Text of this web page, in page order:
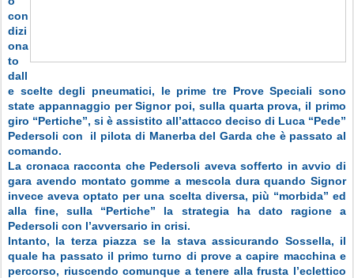
con
dizi
ona
to
dall
e scelte degli pneumatici, le prime tre Prove Speciali sono
state appannaggio per Signor poi, sulla quarta prova, il primo
giro “Pertiche”, si è assistito all’attacco deciso di Luca “Pede”
Pedersoli con il pilota di Manerba del Garda che è passato al
comando.
La cronaca racconta che Pedersoli aveva sofferto in avvio di
gara avendo montato gomme a mescola dura quando Signor
invece aveva optato per una scelta diversa, più “morbida” ed
alla fine, sulla “Pertiche” la strategia ha dato ragione a
Pedersoli con l’avversario in crisi.
Intanto, la terza piazza se la stava assicurando Sossella, il
quale ha passato il primo turno di prove a capire macchina e
percorso, riuscendo comunque a tenere alla frusta l’eclettico